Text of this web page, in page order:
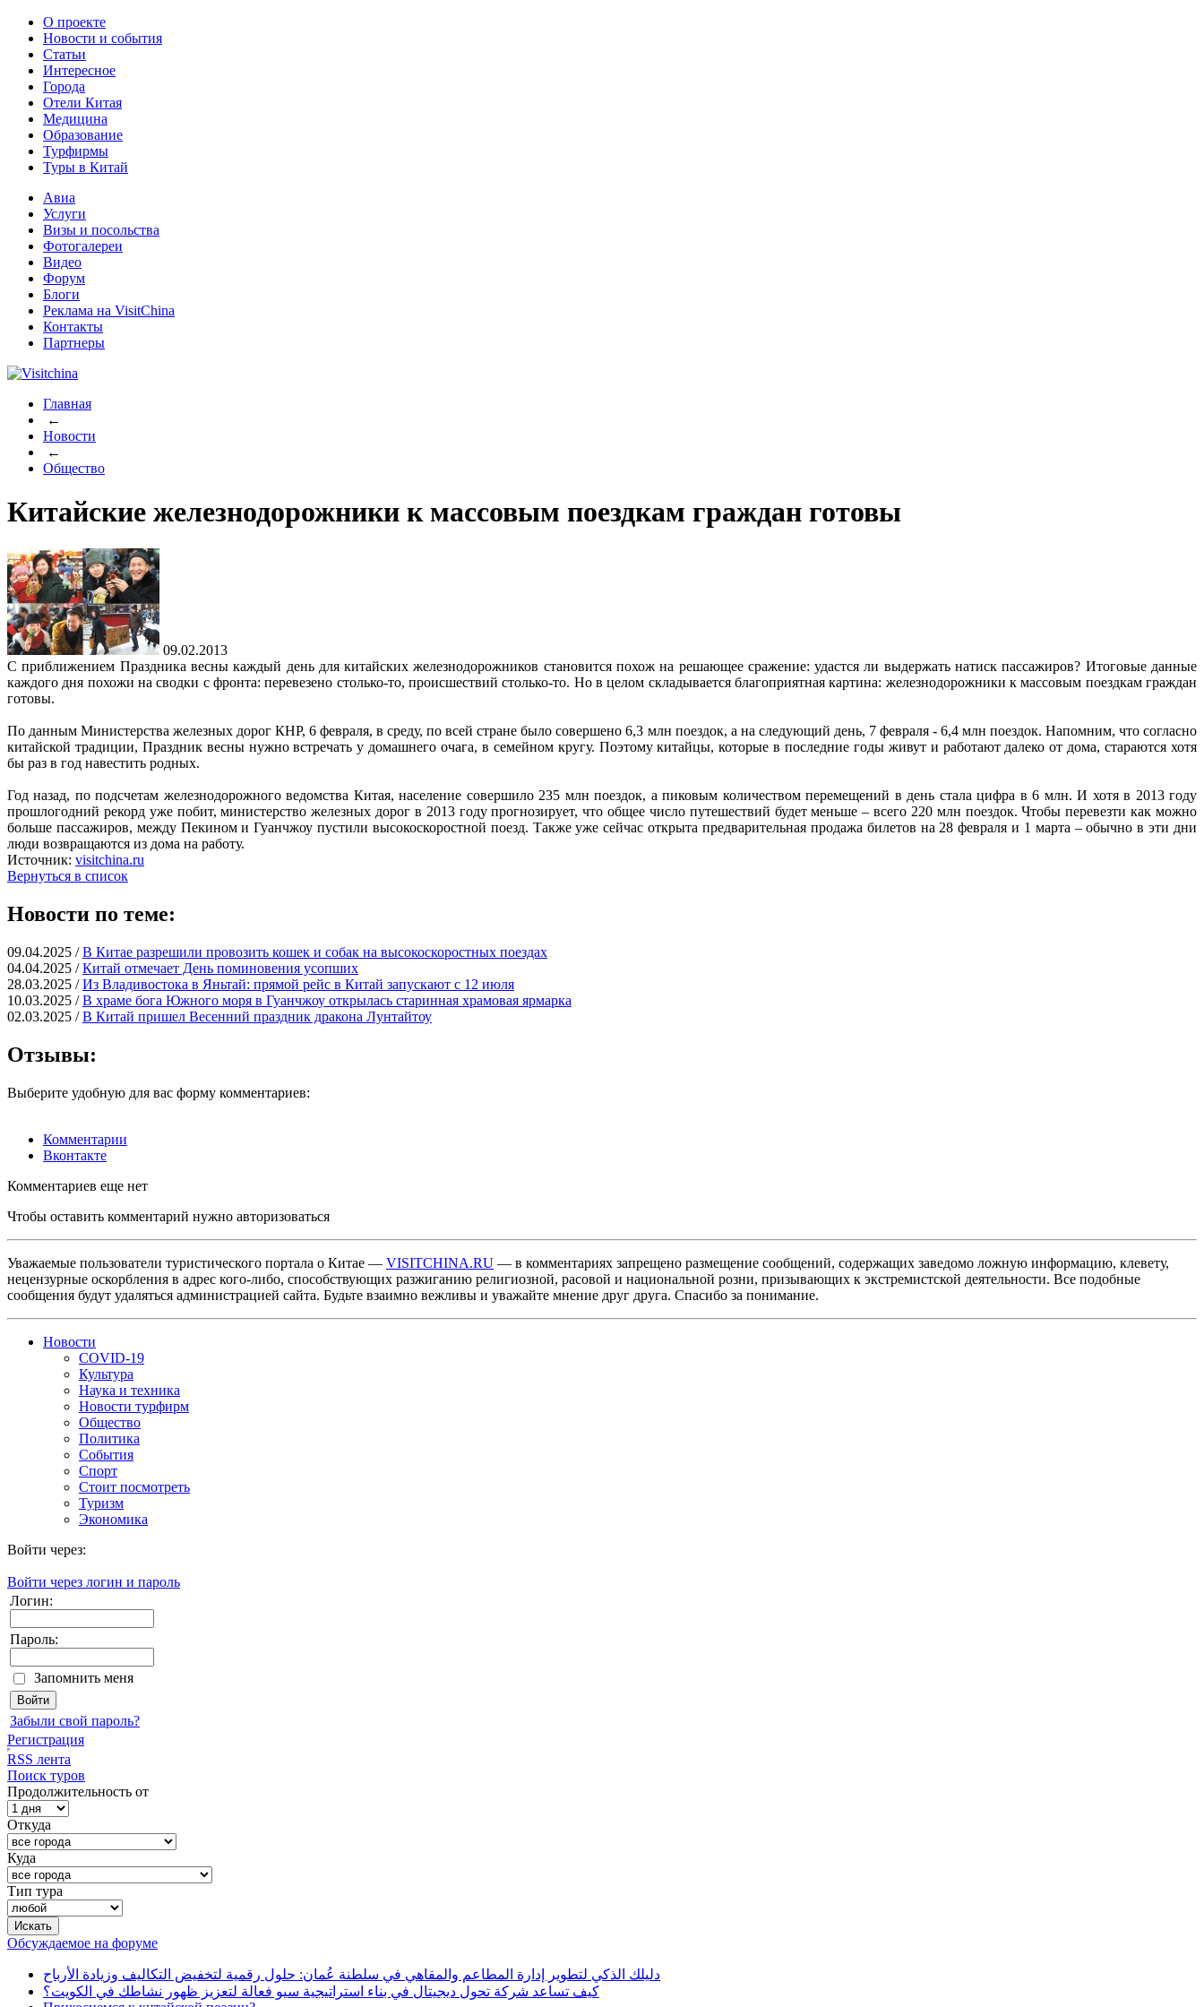
О проекте
Новости и события
Статьи
Интересное
Города
Отели Китая
Медицина
Образование
Турфирмы
Туры в Китай
Авиа
Услуги
Визы и посольства
Фотогалереи
Видео
Форум
Блоги
Реклама на VisitChina
Контакты
Партнеры
Главная
←
Новости
←
Общество
Китайские железнодорожники к массовым поездкам граждан готовы
09.02.2013
С приближением Праздника весны каждый день для китайских железнодорожников становится похож на решающее сражение: удастся ли выдержать натиск пассажиров? Итоговые данные
каждого дня похожи на сводки с фронта: перевезено столько-то, происшествий столько-то. Но в целом складывается благоприятная картина: железнодорожники к массовым поездкам граждан
готовы.
По данным Министерства железных дорог КНР, 6 февраля, в среду, по всей стране было совершено 6,3 млн поездок, а на следующий день, 7 февраля - 6,4 млн поездок. Напомним, что согласно
китайской традиции, Праздник весны нужно встречать у домашнего очага, в семейном кругу. Поэтому китайцы, которые в последние годы живут и работают далеко от дома, стараются хотя
бы раз в год навестить родных.
Год назад, по подсчетам железнодорожного ведомства Китая, население совершило 235 млн поездок, а пиковым количеством перемещений в день стала цифра в 6 млн. И хотя в 2013 году
прошлогодний рекорд уже побит, министерство железных дорог в 2013 году прогнозирует, что общее число путешествий будет меньше – всего 220 млн поездок. Чтобы перевезти как можно
больше пассажиров, между Пекином и Гуанчжоу пустили высокоскоростной поезд. Также уже сейчас открыта предварительная продажа билетов на 28 февраля и 1 марта – обычно в эти дни
люди возвращаются из дома на работу.
Источник: visitchina.ru
Вернуться в список
Новости по теме:
09.04.2025 /В Китае разрешили провозить кошек и собак на высокоскоростных поездах
04.04.2025 /Китай отмечает День поминовения усопших
28.03.2025 /Из Владивостока в Яньтай: прямой рейс в Китай запускают с 12 июля
10.03.2025 /В храме бога Южного моря в Гуанчжоу открылась старинная храмовая ярмарка
02.03.2025 /В Китай пришел Весенний праздник дракона Лунтайтоу
Отзывы:
Выберите удобную для вас форму комментариев:
Комментарии
Вконтакте
Комментариев еще нет
Чтобы оставить комментарий нужно авторизоваться
Уважаемые пользователи туристического портала о Китае — VISITCHINA.RU — в комментариях запрещено размещение сообщений, содержащих заведомо ложную информацию, клевету,
нецензурные оскорбления в адрес кого-либо, способствующих разжиганию религиозной, расовой и национальной розни, призывающих к экстремистской деятельности. Все подобные
сообщения будут удаляться администрацией сайта. Будьте взаимно вежливы и уважайте мнение друг друга. Спасибо за понимание.
Новости
COVID-19
Культура
Наука и техника
Новости турфирм
Общество
Политика
События
Спорт
Стоит посмотреть
Туризм
Экономика
Войти через:
Войти через логин и пароль
Логин:
Пароль:
Запомнить меня
Забыли свой пароль?
Регистрация
RSS лента
Поиск туров
Продолжительность от
Откуда
Куда
Тип тура
Обсуждаемое на форуме
دليلك الذكي لتطوير إدارة المطاعم والمقاهي في سلطنة عُمان: حلول رقمية لتخفيض التكاليف وزيادة الأرباح
كيف تساعد شركة تحول ديجيتال في بناء استراتيجية سيو فعالة لتعزيز ظهور نشاطك في الكويت؟